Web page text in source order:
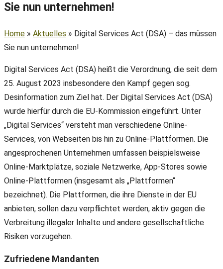
Sie nun unternehmen!
Home » Aktuelles » Digital Services Act (DSA) – das müssen
Sie nun unternehmen!
Digital Services Act (DSA) heißt die Verordnung, die seit dem
25. August 2023 insbesondere den Kampf gegen sog.
Desinformation zum Ziel hat. Der Digital Services Act (DSA)
wurde hierfür durch die EU-Kommission eingeführt. Unter
„Digital Services“ versteht man verschiedene Online-
Services, von Webseiten bis hin zu Online-Plattformen. Die
angesprochenen Unternehmen umfassen beispielsweise
Online-Marktplätze, soziale Netzwerke, App-Stores sowie
Online-Plattformen (insgesamt als „Plattformen“
bezeichnet). Die Plattformen, die ihre Dienste in der EU
anbieten, sollen dazu verpflichtet werden, aktiv gegen die
Verbreitung illegaler Inhalte und andere gesellschaftliche
Risiken vorzugehen.
Zufriedene Mandanten